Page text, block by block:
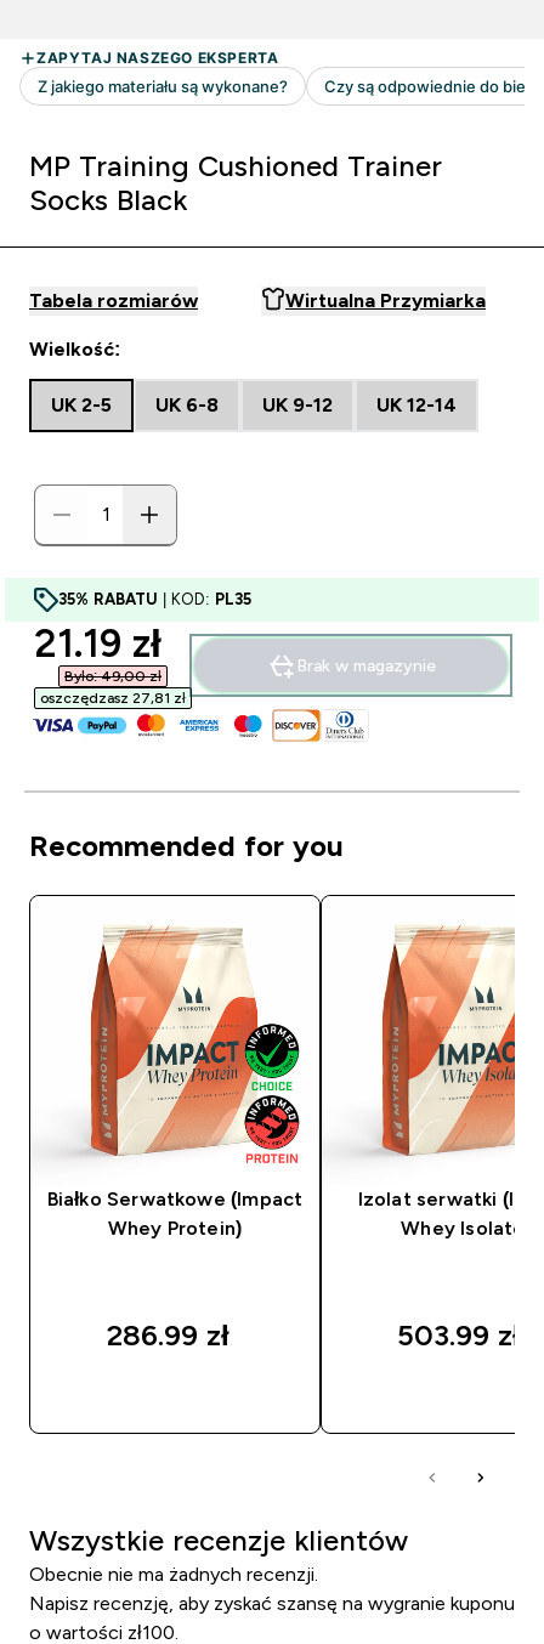
MP Training Cushioned Trainer
Socks Black
Tabela rozmiarów Wirtualna Przymiarka
Wielkość:
UK 2-5 UK 6-8 UK 9-12 UK 12-14
35% RABATU | KOD: PL35
discounted price
21.19 zł‎
Było: 49,00 zł‎
oszczędzasz 27,81 zł‎
Brak w magazynie
Recommended for you
Białko Serwatkowe (Impact
Whey Protein)
286.99 zł‎
Izolat serwatki
Whey Isolate)
503.99 zł‎
Wszystkie recenzje klientów
Obecnie nie ma żadnych recenzji.
Napisz recenzję, aby zyskać szansę na wygranie kuponu
o wartości zł100.